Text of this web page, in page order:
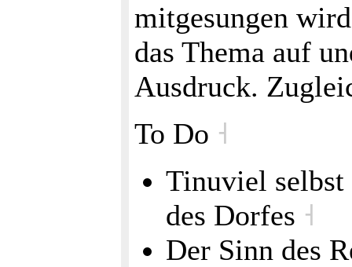
mitgesungen
das Thema auf
Ausdruck.
To Do ˧
Tinuviel selbst
des Dorfes ˧
Der Sinn des